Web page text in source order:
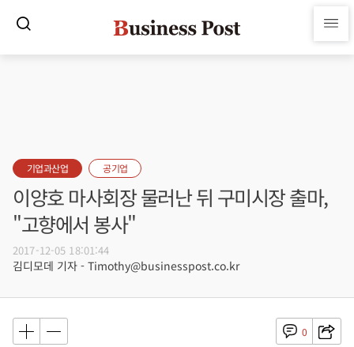
기업과산업 공기업
이양호 마사회장 물러난 뒤 구미시장 출마,
"고향에서 봉사"
2017-12-05 18:01:44
김디모데 기자 - Timothy@businesspost.co.kr
0